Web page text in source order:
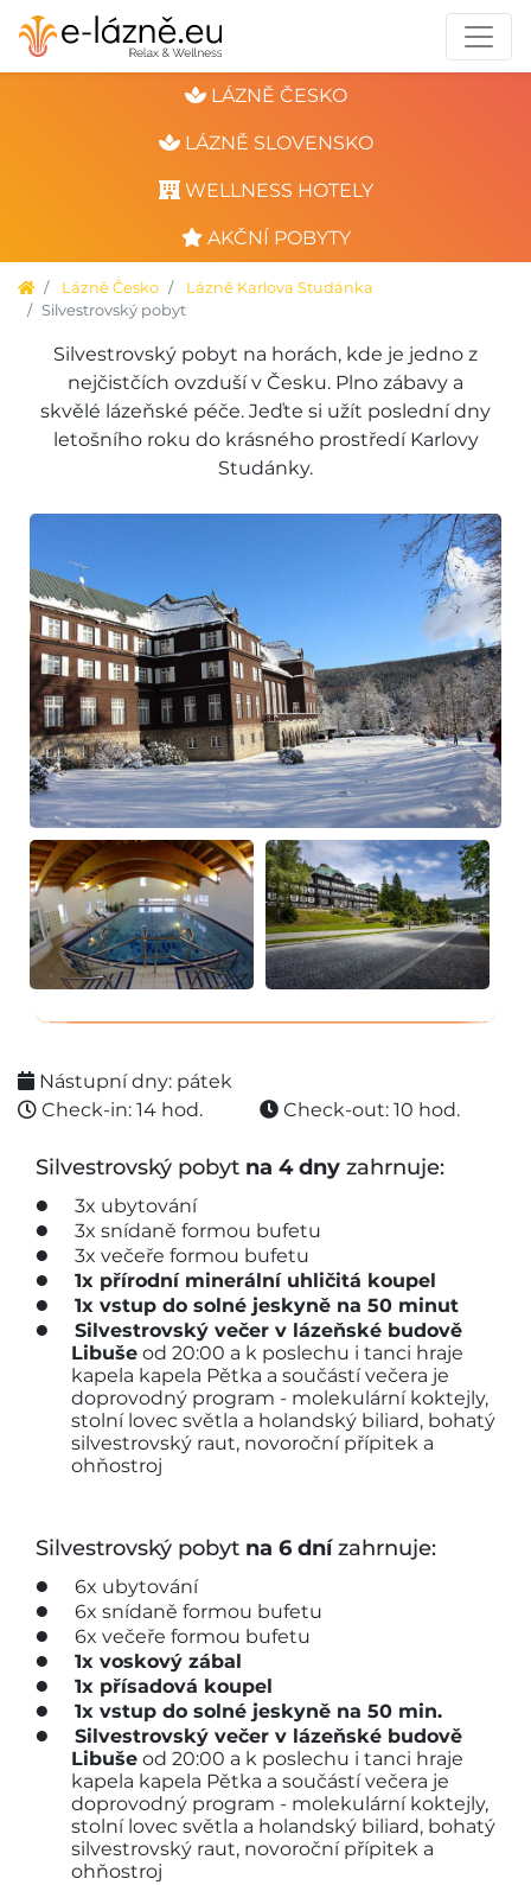
LÁZNĚ ČESKO
LÁZNĚ SLOVENSKO
WELLNESS HOTELY
AKČNÍ POBYTY
Lázně Česko
Lázně Karlova Studánka
Silvestrovský pobyt
Silvestrovský pobyt na horách, kde je jedno z
nejčistčích ovzduší v Česku. Plno zábavy a
skvělé lázeňské péče. Jeďte si užít poslední dny
letošního roku do krásného prostředí Karlovy
Studánky.
Nástupní dny: pátek
Check-in: 14 hod.
Check-out: 10 hod.
Silvestrovský pobyt na 4 dny zahrnuje:
​3x ubytování
3x snídaně formou bufetu
3x večeře formou bufetu
1x přírodní minerální uhličitá koupel
1x vstup do solné jeskyně na 50 minut
Silvestrovský večer v lázeňské budově
Libuše od 20:00 a k poslechu i tanci hraje
kapela kapela Pětka a součástí večera je
doprovodný program - molekulární koktejly,
stolní lovec světla a holandský biliard, bohatý
silvestrovský raut, novoroční přípitek a
ohňostroj
Silvestrovský pobyt na 6 dnízahrnuje:
​6x ubytování
6x snídaně formou bufetu
6x večeře formou bufetu
1x voskový zábal
1x přísadová koupel
1x vstup do solné jeskyně na 50 min.
Silvestrovský večer v lázeňské budově
Libuše od 20:00 a k poslechu i tanci hraje
kapela kapela Pětka a součástí večera je
doprovodný program - molekulární koktejly,
stolní lovec světla a holandský biliard, bohatý
silvestrovský raut, novoroční přípitek a
ohňostroj